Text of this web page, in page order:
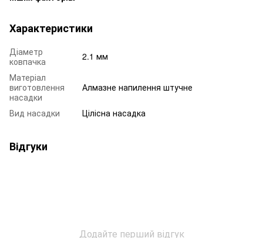
Характеристики
Діаметр
ковпачка
2.1 мм
Матеріал
виготовлення
насадки
Алмазне напилення штучне
Вид насадки Цілісна насадка
Відгуки
Додайте перший відгук